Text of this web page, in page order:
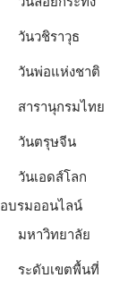
วันวชิราวุธ
วันพ่อแห่งชาติ
สารานุกรมไทย
วันตรุษจีน
วันเอดส์โลก
อบรมออนไลน์
มหาวิทยาลัย
ระดับเขตพื้นที่